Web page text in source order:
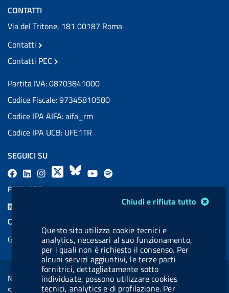
Chiudi e rifiuta tutto
Questo sito utilizza cookie tecnici e
analytics, necessari al suo funzionamento,
per i quali non è richiesto il consenso. Per
alcuni servizi aggiuntivi, le terze parti
fornitrici, dettagliatamente sotto
individuate, possono utilizzare cookies
tecnici, analytics e di profilazione. Per
CONTATTI
Via del Tritone, 181 00187 Roma
Contatti
Contatti PEC
Partita IVA: 08703841000
Codice Fiscale: 97345810580
Codice IPA AIFA: aifa_rm
Codice IPA UCB: UFE1TR
SEGUICI SU
F
a
L
i
a
l
.
b
u
t
X
B
l
s
k
y
Y
o
u
b
e
l
a
l
.
b
u
t
FEED RSS
COOKIES
Gestione cookie
Sezione Link Utili
Note legali